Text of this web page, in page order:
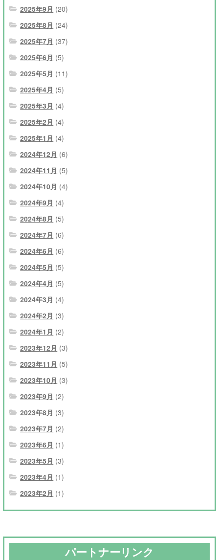
2025年9月 (20)
2025年8月 (24)
2025年7月 (37)
2025年6月 (5)
2025年5月 (11)
2025年4月 (5)
2025年3月 (4)
2025年2月 (4)
2025年1月 (4)
2024年12月 (6)
2024年11月 (5)
2024年10月 (4)
2024年9月 (4)
2024年8月 (5)
2024年7月 (6)
2024年6月 (6)
2024年5月 (5)
2024年4月 (5)
2024年3月 (4)
2024年2月 (3)
2024年1月 (2)
2023年12月 (3)
2023年11月 (5)
2023年10月 (3)
2023年9月 (2)
2023年8月 (3)
2023年7月 (2)
2023年6月 (1)
2023年5月 (3)
2023年4月 (1)
2023年2月 (1)
パートナーリンク